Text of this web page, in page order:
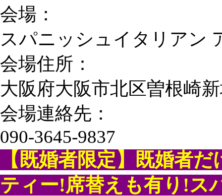
会場：
スパニッシュイタリアン
会場住所：
大阪府大阪市北区曽根崎
会場連絡先：
090-3645-9837
【既婚者限定】既婚者
ティー!席替えも有り!ス